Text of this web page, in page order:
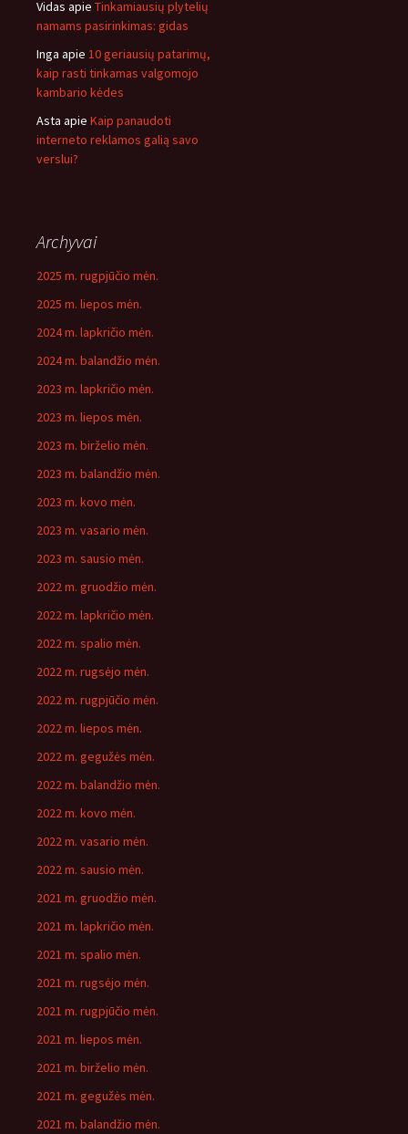
Vidas apie Tinkamiausių plytelių
namams pasirinkimas: gidas
Inga apie 10 geriausių patarimų,
kaip rasti tinkamas valgomojo
kambario kėdes
Asta apie Kaip panaudoti
interneto reklamos galią savo
verslui?
Archyvai
2025 m. rugpjūčio mėn.
2025 m. liepos mėn.
2024 m. lapkričio mėn.
2024 m. balandžio mėn.
2023 m. lapkričio mėn.
2023 m. liepos mėn.
2023 m. birželio mėn.
2023 m. balandžio mėn.
2023 m. kovo mėn.
2023 m. vasario mėn.
2023 m. sausio mėn.
2022 m. gruodžio mėn.
2022 m. lapkričio mėn.
2022 m. spalio mėn.
2022 m. rugsėjo mėn.
2022 m. rugpjūčio mėn.
2022 m. liepos mėn.
2022 m. gegužės mėn.
2022 m. balandžio mėn.
2022 m. kovo mėn.
2022 m. vasario mėn.
2022 m. sausio mėn.
2021 m. gruodžio mėn.
2021 m. lapkričio mėn.
2021 m. spalio mėn.
2021 m. rugsėjo mėn.
2021 m. rugpjūčio mėn.
2021 m. liepos mėn.
2021 m. birželio mėn.
2021 m. gegužės mėn.
2021 m. balandžio mėn.